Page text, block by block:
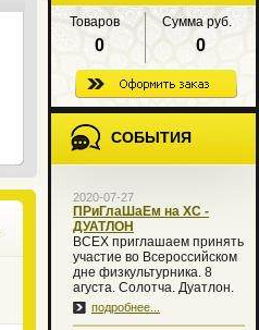
Товаров
0
Сумма руб.
0
СОБЫТИЯ
2020-07-27
ПРиГлаШаЕм на XC -
ДУАТЛОН
ВСЕХ приглашаем принять
участие во Всероссийском
дне физкультурника. 8
агуста. Солотча. Дуатлон.
подробнее...